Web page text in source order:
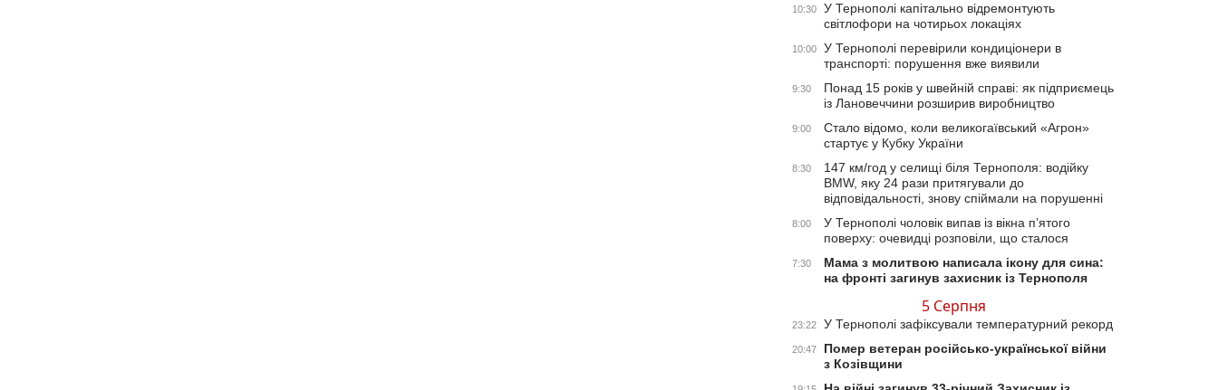
10:30
У Тернополі капітально відремонтують
світлофори на чотирьох локаціях
10:00
У Тернополі перевірили кондиціонери в
транспорті: порушення вже виявили
9:30
Понад 15 років у швейній справі: як підприємець
із Лановеччини розширив виробництво
9:00
Стало відомо, коли великогаївський «Агрон»
стартує у Кубку України
8:30
147 км/год у селищі біля Тернополя: водійку
BMW, яку 24 рази притягували до
відповідальності, знову спіймали на порушенні
8:00
У Тернополі чоловік випав із вікна п’ятого
поверху: очевидці розповіли, що сталося
7:30
Мама з молитвою написала ікону для сина:
на фронті загинув захисник із Тернополя
5 Серпня
23:22 У Тернополі зафіксували температурний рекорд
20:47
Помер ветеран російсько-української війни
з Козівщини